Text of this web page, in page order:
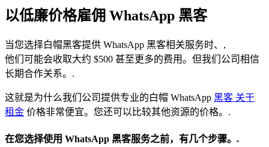
以低廉价格雇佣 WhatsApp 黑客
当您选择白帽黑客提供 WhatsApp 黑客相关服务时、,
他们可能会收取大约 $500 甚至更多的费用。但我们公司相信
长期合作关系。.
这就是为什么我们公司提供专业的白帽 WhatsApp 黑客 关于
租金 价格非常便宜。您还可以比较其他资源的价格。.
在您选择使用 WhatsApp 黑客服务之前，有几个步骤。.